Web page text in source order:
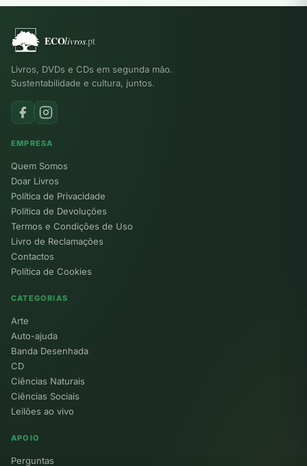
Livros, DVDs e CDs em segunda mão.
Sustentabilidade e cultura, juntos.
EMPRESA
Quem Somos
Doar Livros
Política de Privacidade
Política de Devoluções
Termos e Condições de Uso
Livro de Reclamações
Contactos
Política de Cookies
CATEGORIAS
Arte
Auto-ajuda
Banda Desenhada
CD
Ciências Naturais
Ciências Sociais
Leilões ao vivo
APOIO
Perguntas